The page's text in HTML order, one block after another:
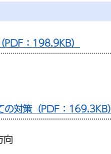
：198.9KB）
対策（PDF：169.3KB）
向